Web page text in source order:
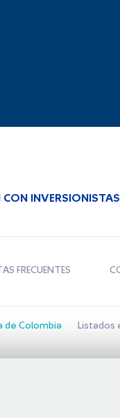
CON INVERSIONISTAS
FRECUENTES
de Colombia Listados